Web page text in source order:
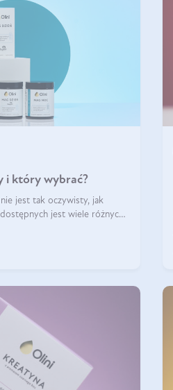
i który wybrać?
jest tak oczywisty, jak
jest wiele różnych